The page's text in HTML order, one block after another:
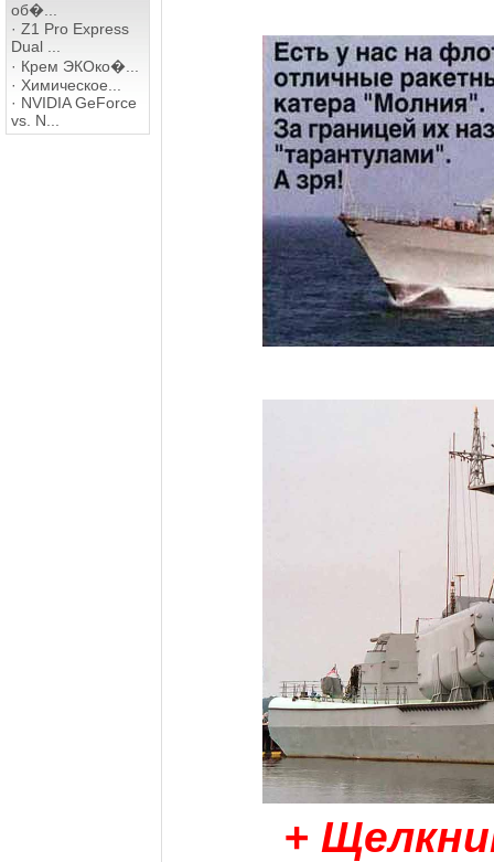
об�...
· Z1 Pro Express
Dual ...
· Крем ЭКОко�...
· Химическое...
· NVIDIA GeForce
vs. N...
+